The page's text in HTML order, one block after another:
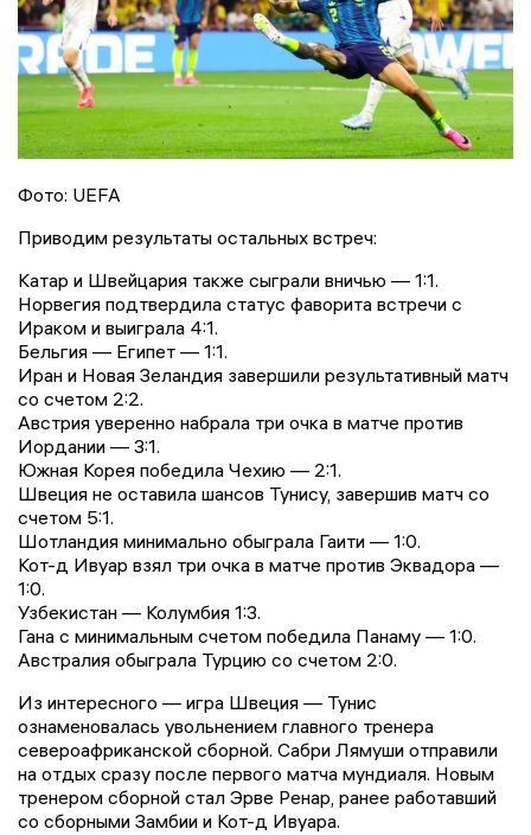
Фото: UEFA
Приводим результаты остальных встреч:
Катар и Швейцария также сыграли вничью — 1:1.
Норвегия подтвердила статус фаворита встречи с
Ираком и выиграла 4:1.
Бельгия — Египет — 1:1.
Иран и Новая Зеландия завершили результативный матч
со счетом 2:2.
Австрия уверенно набрала три очка в матче против
Иордании — 3:1.
Южная Корея победила Чехию — 2:1.
Швеция не оставила шансов Тунису, завершив матч со
счетом 5:1.
Шотландия минимально обыграла Гаити — 1:0.
Кот-д Ивуар взял три очка в матче против Эквадора —
1:0.
Узбекистан — Колумбия 1:3.
Гана с минимальным счетом победила Панаму — 1:0.
Австралия обыграла Турцию со счетом 2:0.
Из интересного — игра Швеция — Тунис
ознаменовалась увольнением главного тренера
североафриканской сборной. Сабри Лямуши отправили
на отдых сразу после первого матча мундиаля. Новым
тренером сборной стал Эрве Ренар, ранее работавший
со сборными Замбии и Кот-д Ивуара.